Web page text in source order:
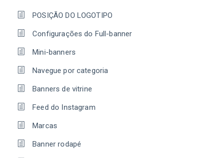
POSIÇÃO DO LOGOTIPO
Configurações do Full-banner
Mini-banners
Navegue por categoria
Banners de vitrine
Feed do Instagram
Marcas
Banner rodapé